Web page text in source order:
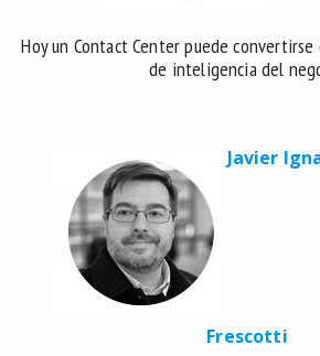
Hoy un Contact Center puede
de inteligencia del
Javier
Frescotti